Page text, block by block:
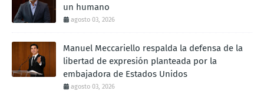
un humano
agosto 03, 2026
Manuel Meccariello respalda la defensa de la
libertad de expresión planteada por la
embajadora de Estados Unidos
agosto 03, 2026